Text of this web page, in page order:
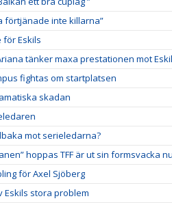
förtjänade inte killarna”
Eskils
tänker maxa prestationen mot
fightas om startplatsen
skadan
mot serieledarna?
hoppas TFF är ut sin formsvacka
för Axel Sjöberg
Eskils stora problem